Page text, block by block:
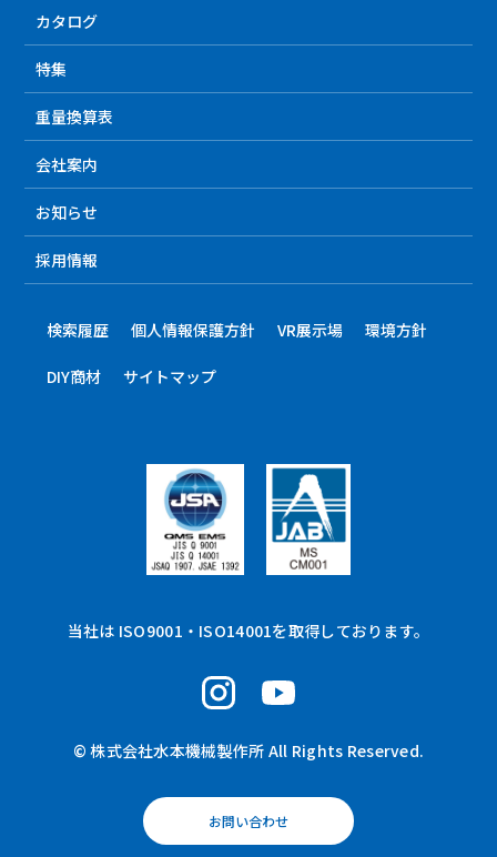
お問い合わせ
カタログ
特集
重量換算表
会社案内
お知らせ
採用情報
検索履歴 個人情報保護方針 VR展示場 環境方針
DIY商材 サイトマップ
当社は ISO9001・ISO14001を取得しております。
© 株式会社水本機械製作所 All Rights Reserved.